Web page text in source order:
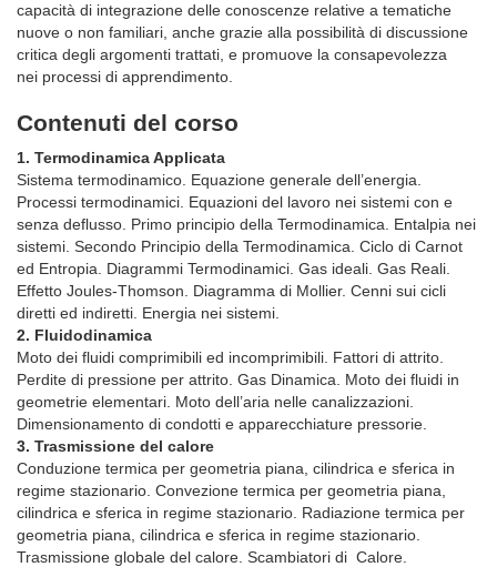
capacità di integrazione delle conoscenze relative a tematiche
nuove o non familiari, anche grazie alla possibilità di discussione
critica degli argomenti trattati, e promuove la consapevolezza
nei processi di apprendimento.
Contenuti del corso
1. Termodinamica Applicata
Sistema termodinamico. Equazione generale dell’energia.
Processi termodinamici. Equazioni del lavoro nei sistemi con e
senza deflusso. Primo principio della Termodinamica. Entalpia nei
sistemi. Secondo Principio della Termodinamica. Ciclo di Carnot
ed Entropia. Diagrammi Termodinamici. Gas ideali. Gas Reali.
Effetto Joules-Thomson. Diagramma di Mollier. Cenni sui cicli
diretti ed indiretti. Energia nei sistemi.
2. Fluidodinamica
Moto dei fluidi comprimibili ed incomprimibili. Fattori di attrito.
Perdite di pressione per attrito. Gas Dinamica. Moto dei fluidi in
geometrie elementari. Moto dell’aria nelle canalizzazioni.
Dimensionamento di condotti e apparecchiature pressorie.
3. Trasmissione del calore
Conduzione termica per geometria piana, cilindrica e sferica in
regime stazionario. Convezione termica per geometria piana,
cilindrica e sferica in regime stazionario. Radiazione termica per
geometria piana, cilindrica e sferica in regime stazionario.
Trasmissione globale del calore. Scambiatori di Calore.